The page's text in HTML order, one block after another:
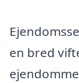
en bred